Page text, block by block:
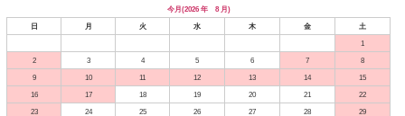
今月(2026 年 8 月)
日
月 火 水 木 金
土
1
2
3 4 5 6 7
8
9
10 11 12 13 14
15
16
17 18 19 20 21
22
23
24 25 26 27 28
29